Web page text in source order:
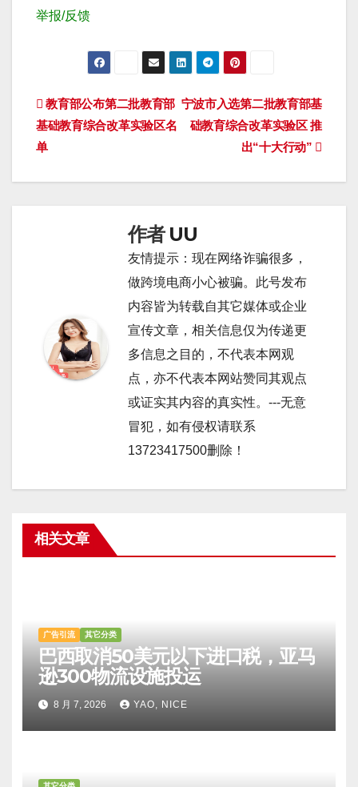
举报/反馈
文
章
导
宁波市入选第二批教育部基
础教育综合改革实验区 推
出“十大行动”
教育部公布第二批教育部
基础教育综合改革实验区名
单
作者 UU
友情提示：现在网络诈骗很多，
做跨境电商小心被骗。此号发布
内容皆为转载自其它媒体或企业
宣传文章，相关信息仅为传递更
多信息之目的，不代表本网观
点，亦不代表本网站赞同其观点
或证实其内容的真实性。---无意
冒犯，如有侵权请联系
13723417500删除！
相关文章
广告引流 其它分类
巴西取消50美元以下进口税，亚马
逊300物流设施投运
8 月 7, 2026 YAO, NICE